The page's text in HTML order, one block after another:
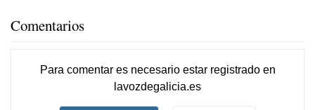
Comentarios
Para comentar es necesario estar registradoen
lavozdegalicia.es